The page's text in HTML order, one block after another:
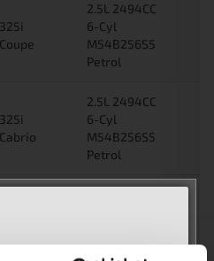
325i
Coupe
2.5L 2494CC
6-Cyl
M54B256S5
Petrol
325i
Cabrio
2.5L 2494CC
6-Cyl
M54B256S5
Petrol
Petrol